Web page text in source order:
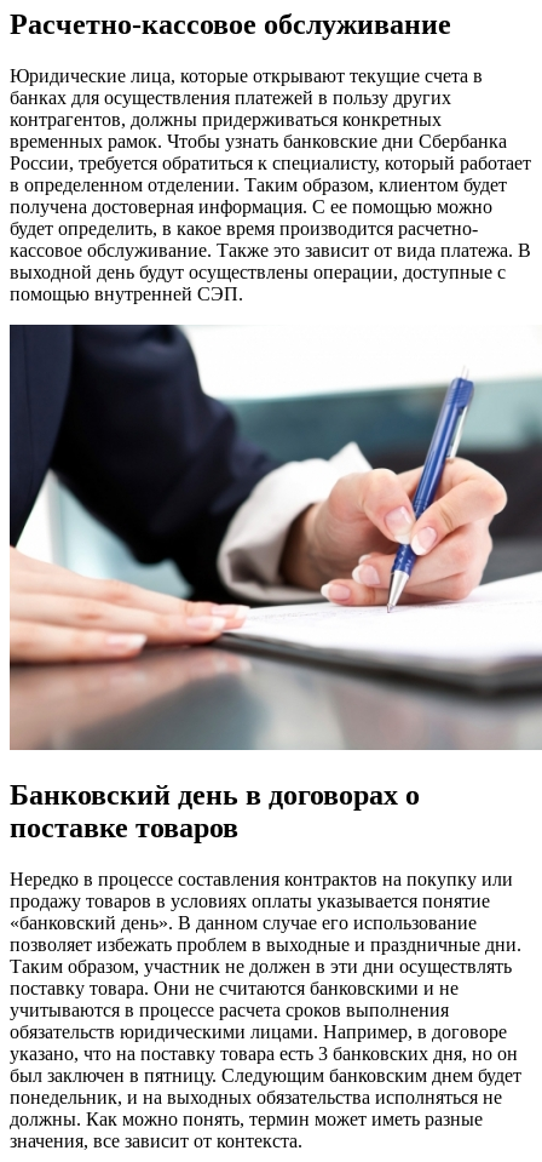
Расчетно-кассовое обслуживание
Юридические лица, которые открывают текущие счета в
банках для осуществления платежей в пользу других
контрагентов, должны придерживаться конкретных
временных рамок. Чтобы узнать банковские дни Сбербанка
России, требуется обратиться к специалисту, который работает
в определенном отделении. Таким образом, клиентом будет
получена достоверная информация. С ее помощью можно
будет определить, в какое время производится расчетно-
кассовое обслуживание. Также это зависит от вида платежа. В
выходной день будут осуществлены операции, доступные с
помощью внутренней СЭП.
Банковский день в договорах о
поставке товаров
Нередко в процессе составления контрактов на покупку или
продажу товаров в условиях оплаты указывается понятие
«банковский день». В данном случае его использование
позволяет избежать проблем в выходные и праздничные дни.
Таким образом, участник не должен в эти дни осуществлять
поставку товара. Они не считаются банковскими и не
учитываются в процессе расчета сроков выполнения
обязательств юридическими лицами. Например, в договоре
указано, что на поставку товара есть 3 банковских дня, но он
был заключен в пятницу. Следующим банковским днем будет
понедельник, и на выходных обязательства исполняться не
должны. Как можно понять, термин может иметь разные
значения, все зависит от контекста.